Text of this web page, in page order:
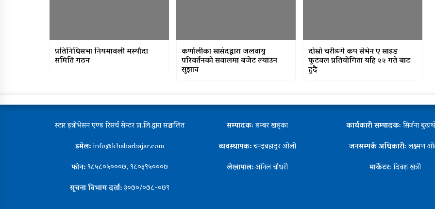
प्रतिनिधिसभा नियमावली मस्यौदा
समिति गठन
कर्णालीका सासंदद्वारा जलवायु
परिवर्तनको सवालमा बजेट ल्याउन
सुझाव
दोस्रो चरीङगे कप सेभेन ए साइड
फुटवल प्रतियोगिता यहि २२ गते बाट
हुदै
स्टार इन्नोभेसन एण्ड रिसर्च सेन्टर प्रा.लि.द्वारा सञ्चालित
इमेल:info@khabarbajar.com
फोन:९८५८०५०००७, ९८०३९५०००७
सूचना विभाग दर्ता:३०७०/०७८-०७९
सम्पादकःडम्बर खड्का
व्यवस्थापक:चन्द्रबहादुर ओली
लेखापाल:अनिल चौधरी
कार्यकारी सम्पादकःसिर्जना
जनसम्पर्क अधिकारीःलक्ष्मण
मार्केटरःदिवश खत्री